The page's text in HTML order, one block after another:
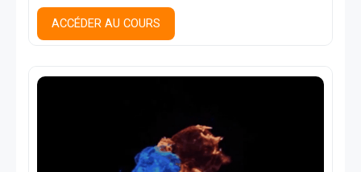
ACCÉDER AU COURS